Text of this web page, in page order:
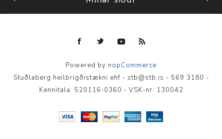
Powered by nopCommerce
Stuðlaberg heilbrigðistækni ehf - stb@stb.is - 569 3180 -
Kennitala: 520116-0360 - VSK-nr: 130042